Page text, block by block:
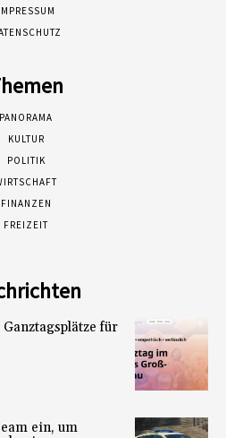
PANORAMA
KULTUR
POLITIK
FINANZEN
FREIZEIT
für
ein, um